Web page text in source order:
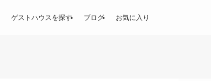
ゲストハウスを探す ブログ お気に入り